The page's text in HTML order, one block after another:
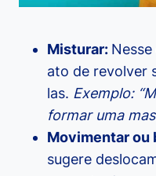
Misturar:
ato de revolver
las. Exemplo:
formar uma
Movimentar ou
sugere